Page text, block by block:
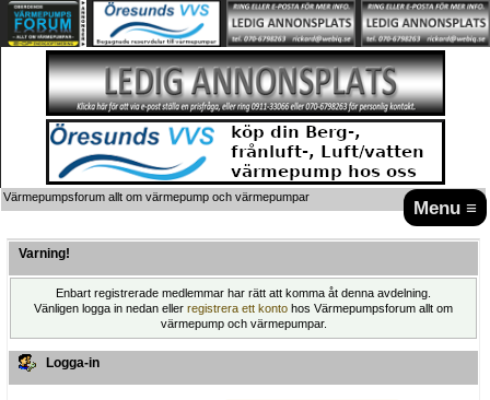
Menu ≡
Värmepumpsforum allt om värmepump och värmepumpar
Varning!
Enbart registrerade medlemmar har rätt att komma åt denna avdelning.
Vänligen logga in nedan eller registrera ett konto hos Värmepumpsforum allt om
värmepump och värmepumpar.
Logga-in